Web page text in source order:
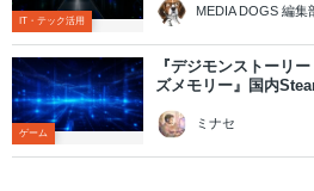
IT・テック活用
MEDIA DOGS 編集
ゲーム
『デジモンストーリ
ズメモリー』国内
ミナセ